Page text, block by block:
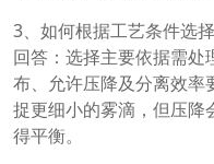
3、如何根据工艺条件选
回答：选择主要依据需处
布、允许压降及分离效率
捉更细小的雾滴，但压降
得平衡。